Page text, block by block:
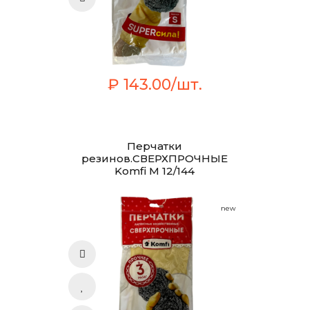
₽ 143.00/шт.
Перчатки
резинов.СВЕРХПРОЧНЫЕ
Komfi М 12/144
new